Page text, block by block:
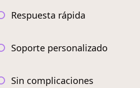
Respuesta rápida
Soporte personalizado
Sin complicaciones